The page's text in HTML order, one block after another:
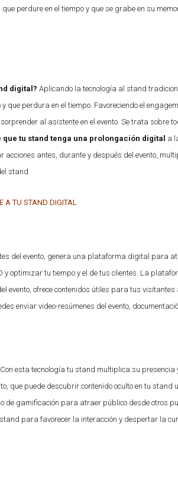
perdure en el tiempo y que se grabe en su
digital? Aplicando la tecnología al stand
que perdura en el tiempo. Favoreciendo el
al asistente en el evento. Se trata sobre
que tu stand tenga una prolongación digital a
acciones antes, durante y después del evento,
stand.
A TU STAND DIGITAL
del evento, genera una plataforma digital para
optimizar tu tiempo y el de tus clientes. La
evento, ofrece contenidos útiles para tus
enviar video-resúmenes del evento,
Con esta tecnología tu stand multiplica su
que puede descubrir contenido oculto en tu
de gamificación para atraer público desde otros
para favorecer la interacción y despertar la